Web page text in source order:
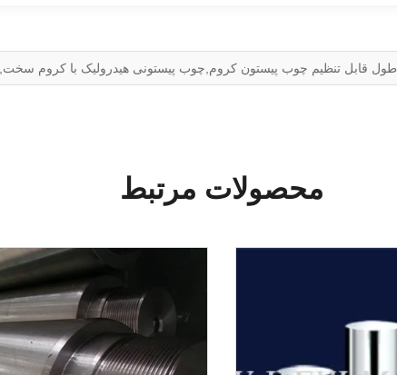
طول قابل تنظیم چوب پیستون کروم,چوب پیستونی هیدرولیک با کروم
محصولات مرتبط